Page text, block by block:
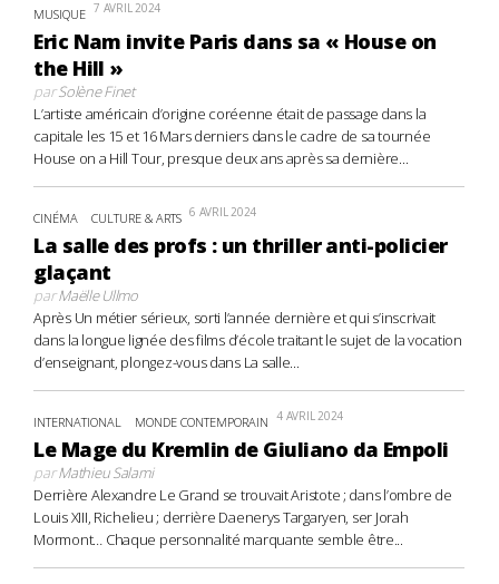
MUSIQUE 7 AVRIL 2024
Eric Nam invite Paris dans sa « House on
the Hill »
parSolène Finet
L’artiste américain d’origine coréenne était de passage dans la
capitale les 15 et 16 Mars derniers dans le cadre de sa tournée
House on a Hill Tour, presque deux ans après sa dernière...
CINÉMA CULTURE & ARTS 6 AVRIL 2024
La salle des profs : un thriller anti-policier
glaçant
parMaëlle Ullmo
Après Un métier sérieux, sorti l’année dernière et qui s’inscrivait
dans la longue lignée des films d’école traitant le sujet de la vocation
d’enseignant, plongez-vous dans La salle...
INTERNATIONAL MONDE CONTEMPORAIN 4 AVRIL 2024
Le Mage du Kremlin de Giuliano da Empoli
parMathieu Salami
Derrière Alexandre Le Grand se trouvait Aristote ; dans l’ombre de
Louis XIII, Richelieu ; derrière Daenerys Targaryen, ser Jorah
Mormont… Chaque personnalité marquante semble être...